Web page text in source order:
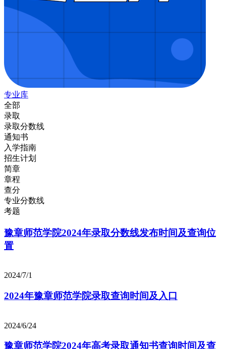
专业库
全部
录取
录取分数线
通知书
入学指南
招生计划
简章
章程
查分
专业分数线
考题
豫章师范学院2024年录取分数线发布时间及查询位
置
2024/7/1
2024年豫章师范学院录取查询时间及入口
2024/6/24
豫章师范学院2024年高考录取通知书查询时间及查